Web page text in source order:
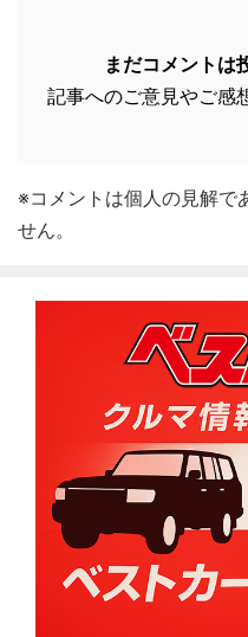
まだコメントは
記事へのご意見やご感
※コメントは個人の見解で
せん。